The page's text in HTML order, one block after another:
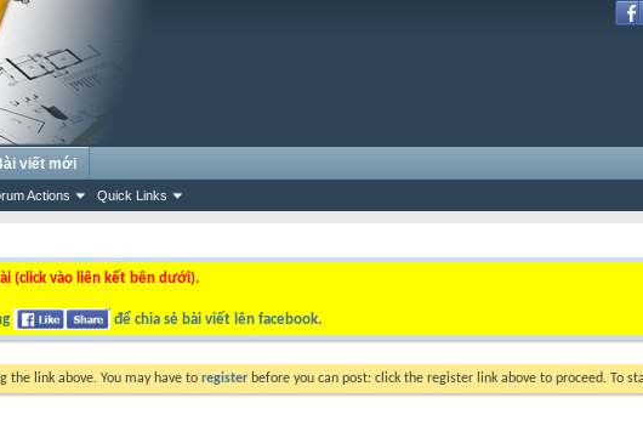
Actions Quick Links
viết mới
(click vào liên kết bên dưới).
để chia sẻ bài viết lên facebook.
the link above. You may have to register before you can post: click the register link above to proceed. To